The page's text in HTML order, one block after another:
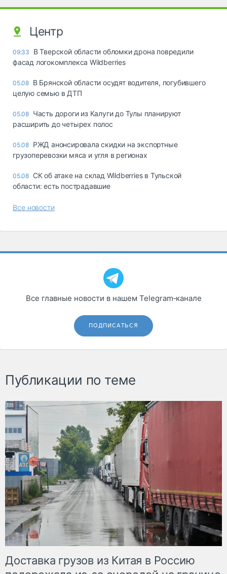
Центр
09:33
В Тверской области обломки дрона повредили
фасад логокомплекса Wildberries
05.08 В Брянской области осудят водителя, погубившего
целую семью в ДТП
05.08 Часть дороги из Калуги до Тулы планируют
расширить до четырех полос
05.08 РЖД анонсировала скидки на экспортные
грузоперевозки мяса и угля в регионах
05.08 СК об атаке на склад Wildberries в Тульской
области: есть пострадавшие
Все новости
Все главные новости в нашем Telegram‑канале
ПОДПИСАТЬСЯ
Публикации по теме
Доставка грузов из Китая в Россию